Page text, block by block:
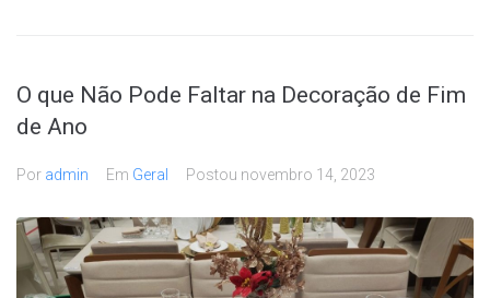
O que Não Pode Faltar na Decoração de Fim
de Ano
Por admin Em Geral Postou novembro 14, 2023